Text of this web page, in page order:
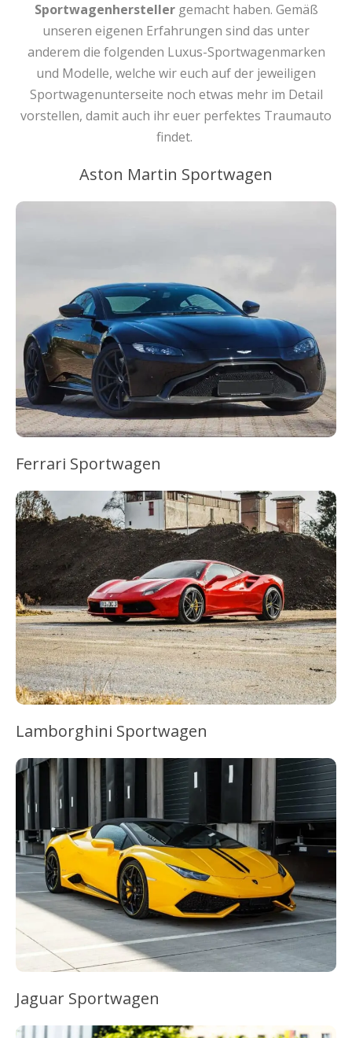
Sportwagenherstellergemacht haben. Gemäß
unseren eigenen Erfahrungen sind das unter
anderem die folgenden Luxus-Sportwagenmarken
und Modelle, welche wir euch auf der jeweiligen
Sportwagenunterseite noch etwas mehr im Detail
vorstellen, damit auch ihr euer perfektes Traumauto
findet.
Aston Martin Sportwagen
Ferrari Sportwagen
Lamborghini Sportwagen
Jaguar Sportwagen